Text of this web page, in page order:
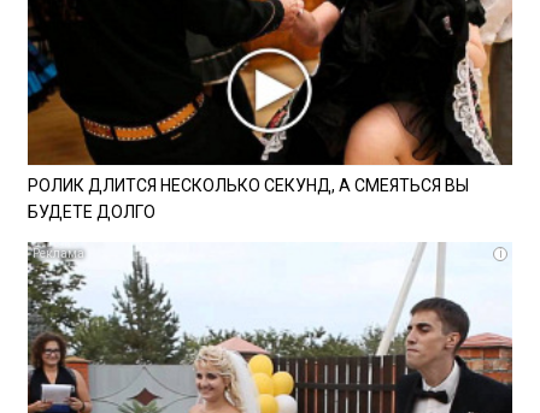
РОЛИК ДЛИТСЯ НЕСКОЛЬКО СЕКУНД, А СМЕЯТЬСЯ ВЫ
БУДЕТЕ ДОЛГО
i